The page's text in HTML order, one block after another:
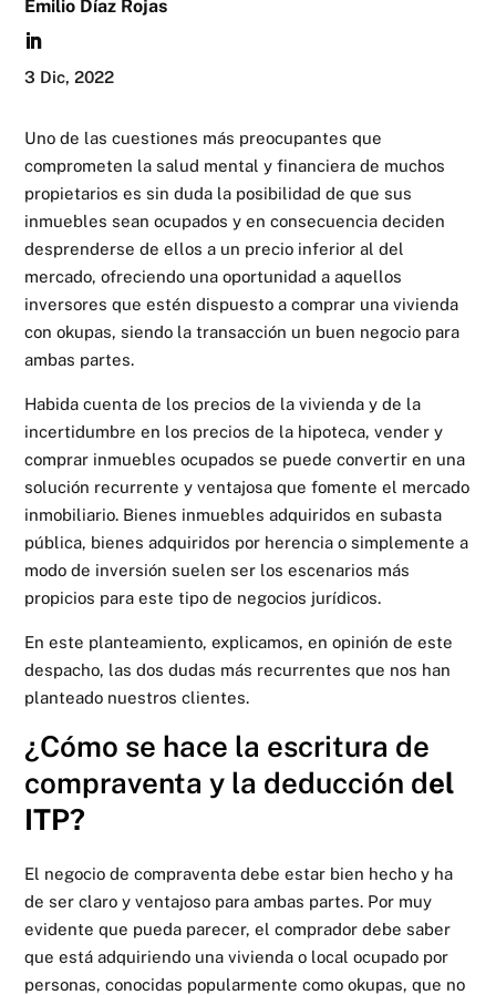
Emilio Díaz Rojas
3 Dic, 2022
Uno de las cuestiones más preocupantes que
comprometen la salud mental y financiera de muchos
propietarios es sin duda la posibilidad de que sus
inmuebles sean ocupados y en consecuencia deciden
desprenderse de ellos a un precio inferior al del
mercado, ofreciendo una oportunidad a aquellos
inversores que estén dispuesto a comprar una vivienda
con okupas, siendo la transacción un buen negocio para
ambas partes.
Habida cuenta de los precios de la vivienda y de la
incertidumbre en los precios de la hipoteca, vender y
comprar inmuebles ocupados se puede convertir en una
solución recurrente y ventajosa que fomente el mercado
inmobiliario. Bienes inmuebles adquiridos en subasta
pública, bienes adquiridos por herencia o simplemente a
modo de inversión suelen ser los escenarios más
propicios para este tipo de negocios jurídicos.
En este planteamiento, explicamos, en opinión de este
despacho, las dos dudas más recurrentes que nos han
planteado nuestros clientes.
¿Cómo se hace la escritura de
compraventa y la deducción del
ITP?
El negocio de compraventa debe estar bien hecho y ha
de ser claro y ventajoso para ambas partes. Por muy
evidente que pueda parecer, el comprador debe saber
que está adquiriendo una vivienda o local ocupado por
personas, conocidas popularmente como okupas, que no